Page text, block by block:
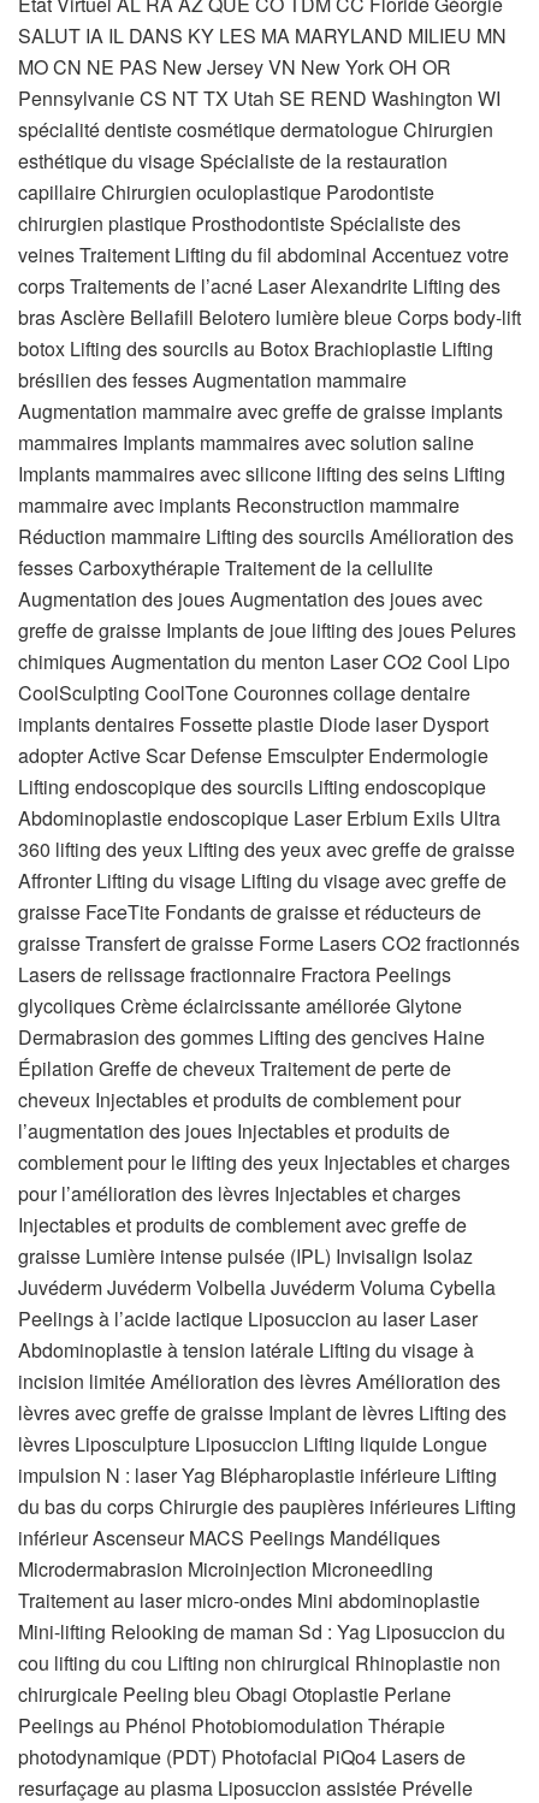
SALUT IA IL DANS KY LES MA MARYLAND MILIEU MN
MO CN NE PAS New Jersey VN New York OH OR
Pennsylvanie CS NT TX Utah SE REND Washington WI
spécialité dentiste cosmétique dermatologue Chirurgien
esthétique du visage Spécialiste de la restauration
capillaire Chirurgien oculoplastique Parodontiste
chirurgien plastique Prosthodontiste Spécialiste des
veinesTraitement Lifting du fil abdominal Accentuez votre
corps Traitements de l’acné Laser Alexandrite Lifting des
bras Asclère Bellafill Belotero lumière bleue Corps body-lift
botox Lifting des sourcils au Botox Brachioplastie Lifting
brésilien des fesses Augmentation mammaire
Augmentation mammaire avec greffe de graisse implants
mammaires Implants mammaires avec solution saline
Implants mammaires avec silicone lifting des seins Lifting
mammaire avec implants Reconstruction mammaire
Réduction mammaire Lifting des sourcils Amélioration des
fesses Carboxythérapie Traitement de la cellulite
Augmentation des joues Augmentation des joues avec
greffe de graisse Implants de joue lifting des joues Pelures
chimiques Augmentation du menton Laser CO2 Cool Lipo
CoolSculpting CoolTone Couronnes collage dentaire
implants dentaires Fossette plastie Diode laser Dysport
adopter Active Scar Defense Emsculpter Endermologie
Lifting endoscopique des sourcils Lifting endoscopique
Abdominoplastie endoscopique Laser Erbium Exils Ultra
360 lifting des yeux Lifting des yeux avec greffe de graisse
Affronter Lifting du visage Lifting du visage avec greffe de
graisse FaceTite Fondants de graisse et réducteurs de
graisse Transfert de graisse Forme Lasers CO2 fractionnés
Lasers de relissage fractionnaire Fractora Peelings
glycoliques Crème éclaircissante améliorée Glytone
Dermabrasion des gommes Lifting des gencives Haine
Épilation Greffe de cheveux Traitement de perte de
cheveux Injectables et produits de comblement pour
l’augmentation des joues Injectables et produits de
comblement pour le lifting des yeux Injectables et charges
pour l’amélioration des lèvres Injectables et charges
Injectables et produits de comblement avec greffe de
graisse Lumière intense pulsée (IPL) Invisalign Isolaz
Juvéderm Juvéderm Volbella Juvéderm Voluma Cybella
Peelings à l’acide lactique Liposuccion au laser Laser
Abdominoplastie à tension latérale Lifting du visage à
incision limitée Amélioration des lèvres Amélioration des
lèvres avec greffe de graisse Implant de lèvres Lifting des
lèvres Liposculpture Liposuccion Lifting liquide Longue
impulsion N : laser Yag Blépharoplastie inférieure Lifting
du bas du corps Chirurgie des paupières inférieures Lifting
inférieur Ascenseur MACS Peelings Mandéliques
Microdermabrasion Microinjection Microneedling
Traitement au laser micro-ondes Mini abdominoplastie
Mini-lifting Relooking de maman Sd : Yag Liposuccion du
cou lifting du cou Lifting non chirurgical Rhinoplastie non
chirurgicale Peeling bleu Obagi Otoplastie Perlane
Peelings au Phénol Photobiomodulation Thérapie
photodynamique (PDT) Photofacial PiQo4 Lasers de
resurfaçage au plasma Liposuccion assistée Prévelle